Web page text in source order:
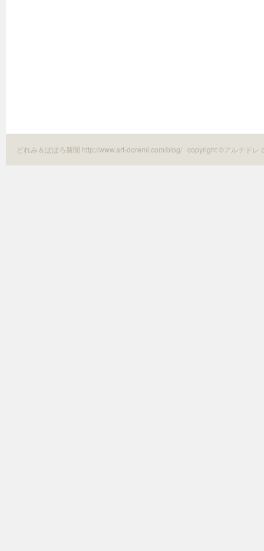
どれみ＆ぽぽろ新聞 http://www.art-doremi.com/blog/ copyright ©アルテドレ